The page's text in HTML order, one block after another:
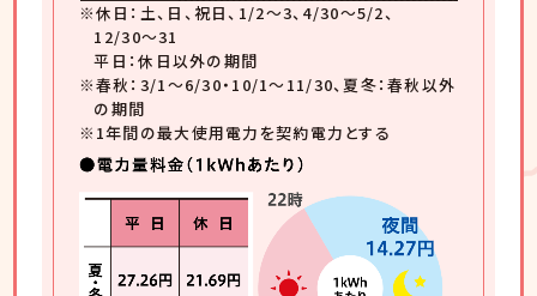
※休日：土、日、祝日、1/2〜3、4/30〜5/2、
12/30〜31
平日：休日以外の期間
※春秋：3/1〜6/30・10/1〜11/30、夏冬：春秋以外
の期間
※1年間の最大使用電力を契約電力とする